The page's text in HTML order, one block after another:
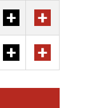
+ +
+ +